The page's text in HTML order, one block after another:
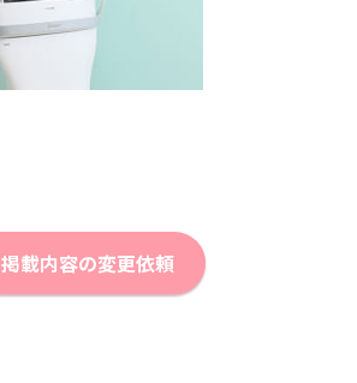
掲載内容の変更依頼